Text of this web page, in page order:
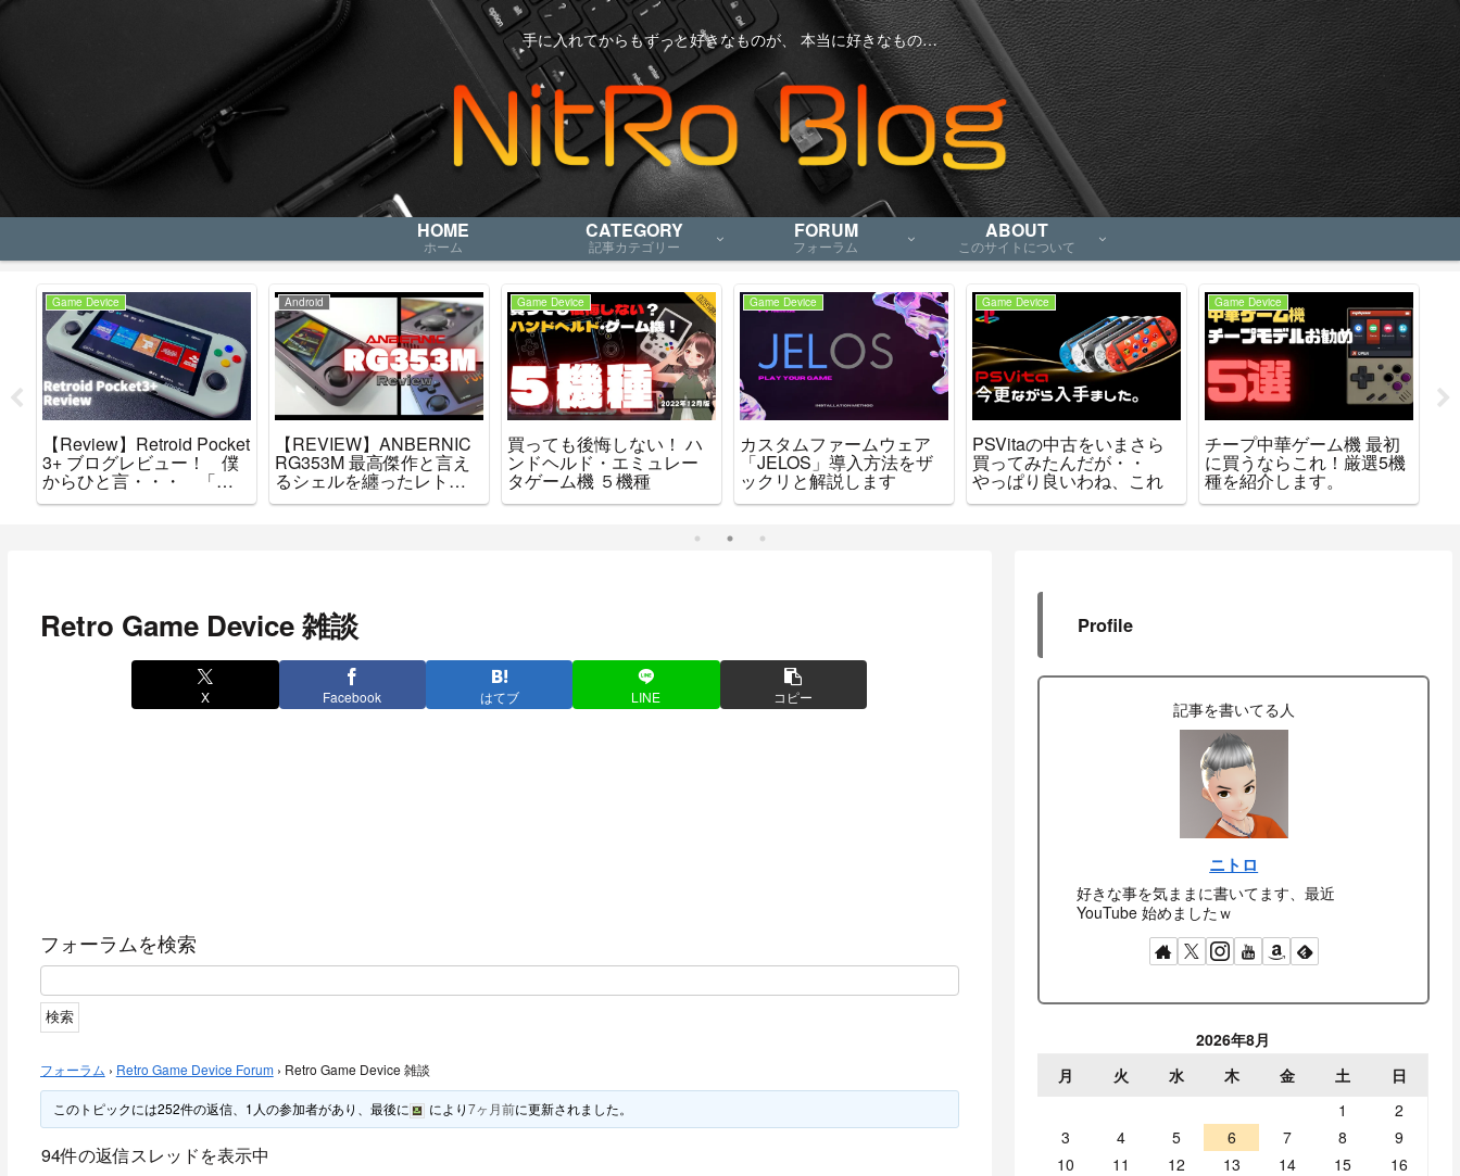
手に入れてからもずっと好きなものが、 本当に好きなもの…
HOME
ホーム
CATEGORY
記事カテゴリー
FORUM
フォーラム
ABOUT
このサイトについて
Game Device
【Review】Retroid Pocket
3+ ブログレビュー！ 僕
からひと言・・・ 「こ
れ、ええやん」
Android
【REVIEW】ANBERNIC
RG353M 最高傑作と言え
るシェルを纏ったレトロ
ハンドヘルドじゃない
Game Device
買っても後悔しない！ ハ
ンドヘルド・エミュレー
タゲーム機 ５機種
Game Device
カスタムファームウェア
「JELOS」導入方法をザ
ックリと解説します
Game Device
PSVitaの中古をいまさら
買ってみたんだが・・
やっぱり良いわね、これ
Game Device
チープ中華ゲーム機 最初
に買うならこれ！厳選5機
種を紹介します。
Retro Game Device 雑談
X Facebook はてブ LINE コピー
フォーラムを検索
フォーラム › Retro Game Device Forum › Retro Game Device 雑談
このトピックには252件の返信、1人の参加者があり、最後に により7ヶ月前に更新されました。
94件の返信スレッドを表示中
Profile
記事を書いてる人
ニトロ
好きな事を気ままに書いてます、最近
YouTube 始めましたｗ
2026年8月
月
火 水 木 金 土
日
1
2
3
4 5 6 7 8
9
10
11 12 13 14 15
16